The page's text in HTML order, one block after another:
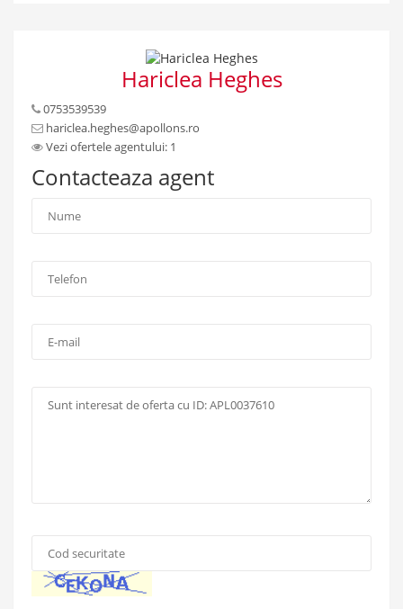
Hariclea Heghes
0753539539
hariclea.heghes@apollons.ro
Vezi ofertele agentului: 1
Contacteaza agent
mail:
securitate